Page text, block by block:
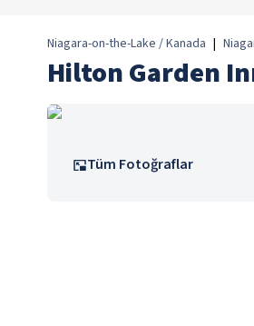
Niagara-on-the-Lake / Kanada |
Hilton Garden
Tüm Fotoğraflar